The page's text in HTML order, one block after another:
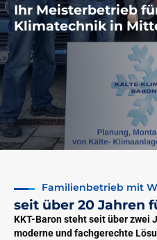
Ihr Meisterbetrieb
Klimatechnik in
Familienbetrieb mit
seit über 20 Jahren
KKT-Baron steht seit über zwei
moderne und fachgerechte